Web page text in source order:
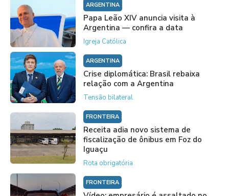
ARGENTINA
Papa Leão XIV anuncia visita à
Argentina — confira a data
Igreja Católica
ARGENTINA
Crise diplomática: Brasil rebaixa
relação com a Argentina
Tensão bilateral
FRONTEIRA
Receita adia novo sistema de
fiscalização de ônibus em Foz do
Iguaçu
Rota obrigatória
FRONTEIRA